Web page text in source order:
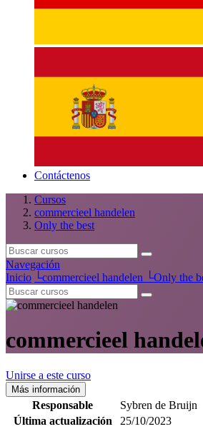
Contáctenos
Cursos
commercieel handelen
Only the best
Navegación
Inicio └commercieel handelen └Only the
commercieel
Unirse a este curso
Más información
Responsable
Sybren de Bruijn
Última actualización
25/10/2023